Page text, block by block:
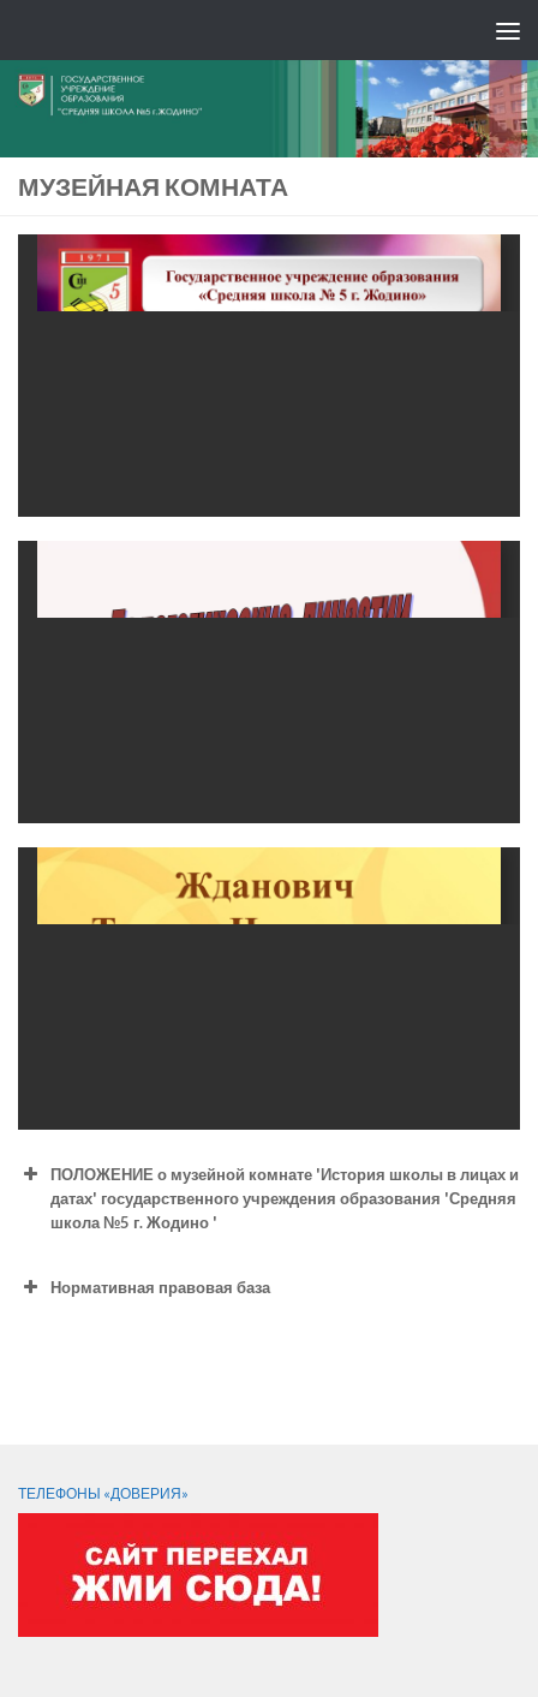
МУЗЕЙНАЯ КОМНАТА
ПОЛОЖЕНИЕ о музейной комнате 'История школы в лицах и
датах' государственного учреждения образования 'Средняя
школа №5 г. Жодино '
Нормативная правовая база
ТЕЛЕФОНЫ «ДОВЕРИЯ»